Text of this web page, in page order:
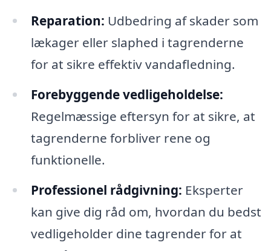
Reparation: Udbedring af skader som
lækager eller slaphed i tagrenderne
for at sikre effektiv vandafledning.
Forebyggende vedligeholdelse:
Regelmæssige eftersyn for at sikre, at
tagrenderne forbliver rene og
funktionelle.
Professionel rådgivning: Eksperter
kan give dig råd om, hvordan du bedst
vedligeholder dine tagrender for at